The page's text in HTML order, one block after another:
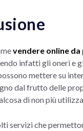
vendere online
infatti gli oneri e
mettere su
dal frutto delle
di non più
servizi che